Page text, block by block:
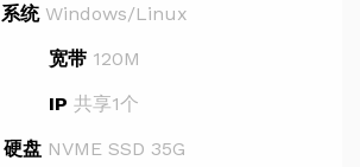
系统Windows/Linux
宽带120M
IP 共享1个
硬盘NVME SSD 35G